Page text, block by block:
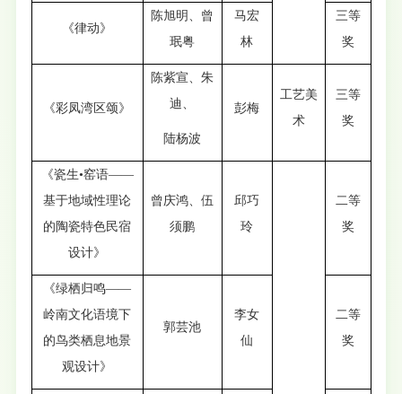
《律动》
陈旭明、曾
珉粤
马宏
林
三等
奖
《彩凤湾区颂》
陈紫宣、朱
迪、
陆杨波
彭梅
工艺美
术
三等
奖
《瓷生•窑语——
基于地域性理论
的陶瓷特色民宿
设计》
曾庆鸿、伍
须鹏
邱巧
玲
二等
奖
《绿栖归鸣——
岭南文化语境下
的鸟类栖息地景
观设计》
郭芸池
李女
仙
二等
奖